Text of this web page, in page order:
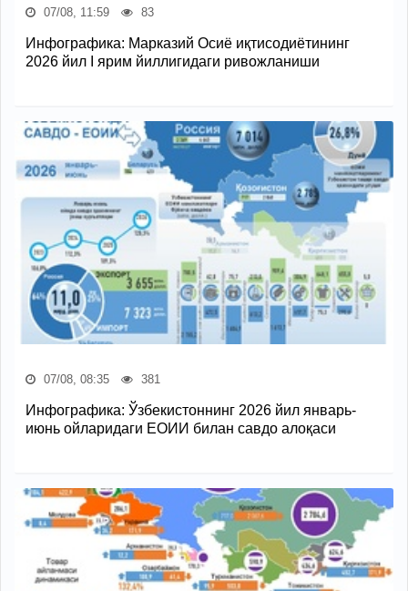
07/08, 11:59 83
Инфографика: Марказий Осиё иқтисодиётининг
2026 йил I ярим йиллигидаги ривожланиши
07/08, 08:35 381
Инфографика: Ўзбекистоннинг 2026 йил январь-
июнь ойларидаги ЕОИИ билан савдо алоқаси